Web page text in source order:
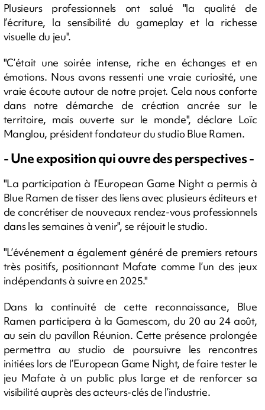
Plusieurs professionnels ont salué "la qualité de
l’écriture, la sensibilité du gameplay et la richesse
visuelle du jeu".
"C’était une soirée intense, riche en échanges et en
émotions. Nous avons ressenti une vraie curiosité, une
vraie écoute autour de notre projet. Cela nous conforte
dans notre démarche de création ancrée sur le
territoire, mais ouverte sur le monde", déclare Loïc
Manglou, président fondateur du studio Blue Ramen.
- Une exposition qui ouvre des perspectives -
"La participation à l’European Game Night a permis à
Blue Ramen de tisser des liens avec plusieurs éditeurs et
de concrétiser de nouveaux rendez-vous professionnels
dans les semaines à venir", se réjouit le studio.
"L’événement a également généré de premiers retours
très positifs, positionnant Mafate comme l’un des jeux
indépendants à suivre en 2025."
Dans la continuité de cette reconnaissance, Blue
Ramen participera à la Gamescom, du 20 au 24 août,
au sein du pavillon Réunion. Cette présence prolongée
permettra au studio de poursuivre les rencontres
initiées lors de l’European Game Night, de faire tester le
jeu Mafate à un public plus large et de renforcer sa
visibilité auprès des acteurs-clés de l’industrie.